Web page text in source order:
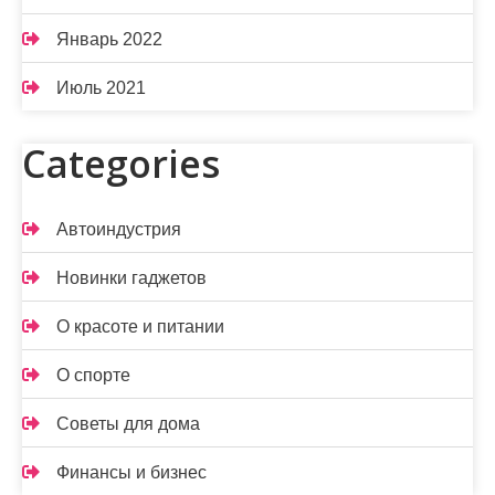
Январь 2022
Июль 2021
Categories
Автоиндустрия
Новинки гаджетов
О красоте и питании
О спорте
Советы для дома
Финансы и бизнес